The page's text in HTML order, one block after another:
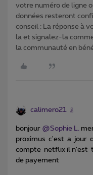
votre numéro de ligne
données resteront
conseil : La réponse à
la et signalez-la comme
la communauté en
calimero21
bonjour @Sophie L.
proximus c'est a jour
compte netflix il n'est
de payement